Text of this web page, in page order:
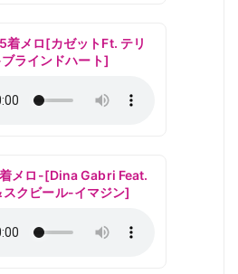
着メロ[カゼットFt. テリ
ラインドハート]
メロ-[Dina Gabri Feat.
スクビール-イマジン]